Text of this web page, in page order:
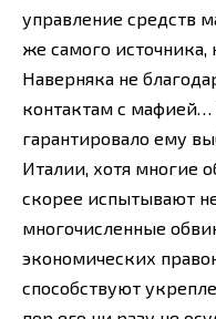
управление средств
же самого
Наверняка не
контактам с
гарантировало ему
Италии, хотя многие
скорее испытывают
многочисленные
экономических
способствуют